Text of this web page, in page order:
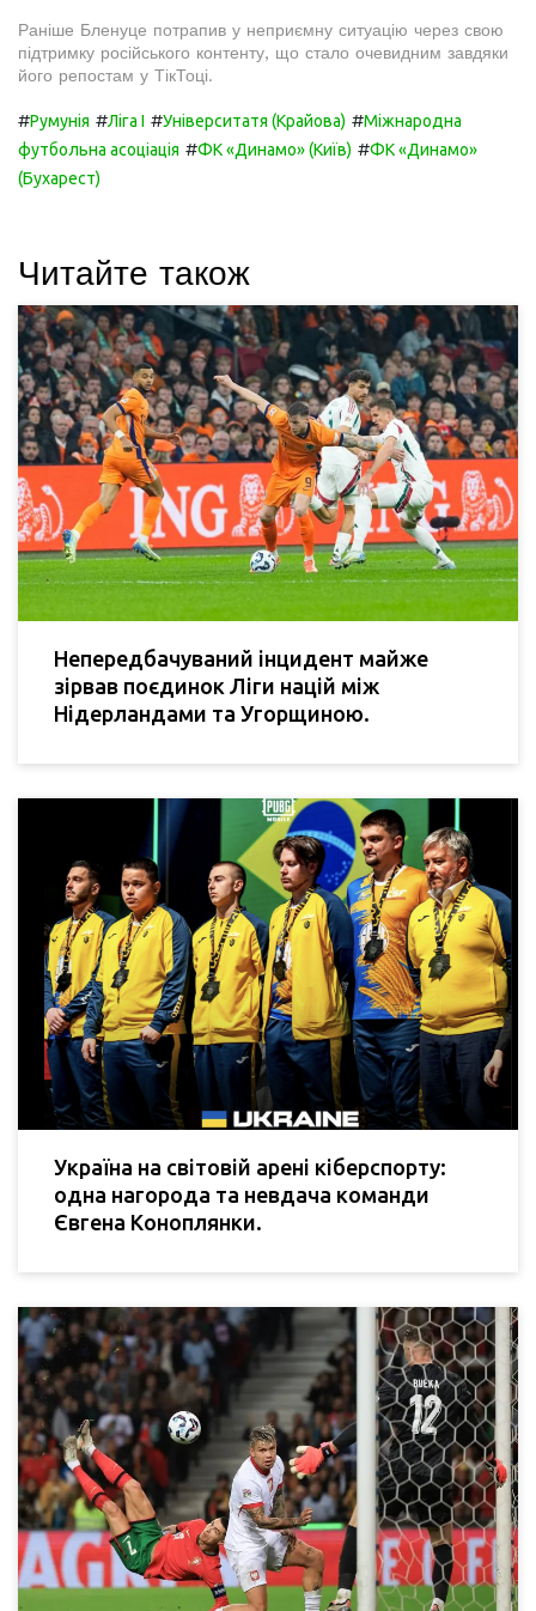
Раніше Бленуце потрапив у неприємну ситуацію через свою
підтримку російського контенту, що стало очевидним завдяки
його репостам у ТікТоці.
#Румунія #Ліга I #Університатя (Крайова) #Міжнародна
футбольна асоціація #ФК «Динамо» (Київ) #ФК «Динамо»
(Бухарест)
Читайте також
Непередбачуваний інцидент майже
зірвав поєдинок Ліги націй між
Нідерландами та Угорщиною.
Україна на світовій арені кіберспорту:
одна нагорода та невдача команди
Євгена Коноплянки.